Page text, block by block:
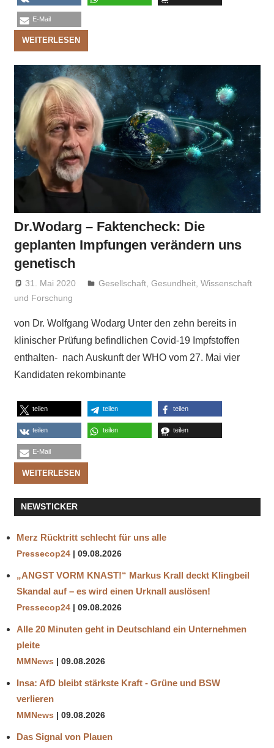
E-Mail
WEITERLESEN
Dr.Wodarg – Faktencheck: Die
geplanten Impfungen verändern uns
genetisch
31. Mai 2020 Niki Vogt
Gesellschaft ,Gesundheit ,Wissenschaft
und Forschung
von Dr. Wolfgang Wodarg Unter den zehn bereits in
klinischer Prüfung befindlichen Covid-19 Impfstoffen
enthalten- nach Auskunft der WHO vom 27. Mai vier
Kandidaten rekombinante
teilen teilen teilen
teilen teilen teilen
E-Mail
WEITERLESEN
NEWSTICKER
Merz Rücktritt schlecht für uns alle
Pressecop24 09.08.2026
„ANGST VORM KNAST!“ Markus Krall deckt Klingbeil
Skandal auf – es wird einen Urknall auslösen!
Pressecop24 09.08.2026
Alle 20 Minuten geht in Deutschland ein Unternehmen
pleite
MMNews 09.08.2026
Insa: AfD bleibt stärkste Kraft - Grüne und BSW
verlieren
MMNews 09.08.2026
Das Signal von Plauen